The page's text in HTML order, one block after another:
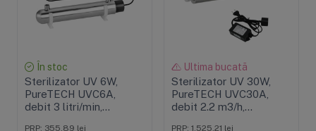
În stoc
Sterilizator UV 6W,
PureTECH UVC6A,
debit 3 litri/min,
PRP: 355,89 lei
Ultima bucată
Sterilizator UV 30W,
PureTECH UVC30A,
debit 2.2 m3/h,
PRP: 1.525,21 lei